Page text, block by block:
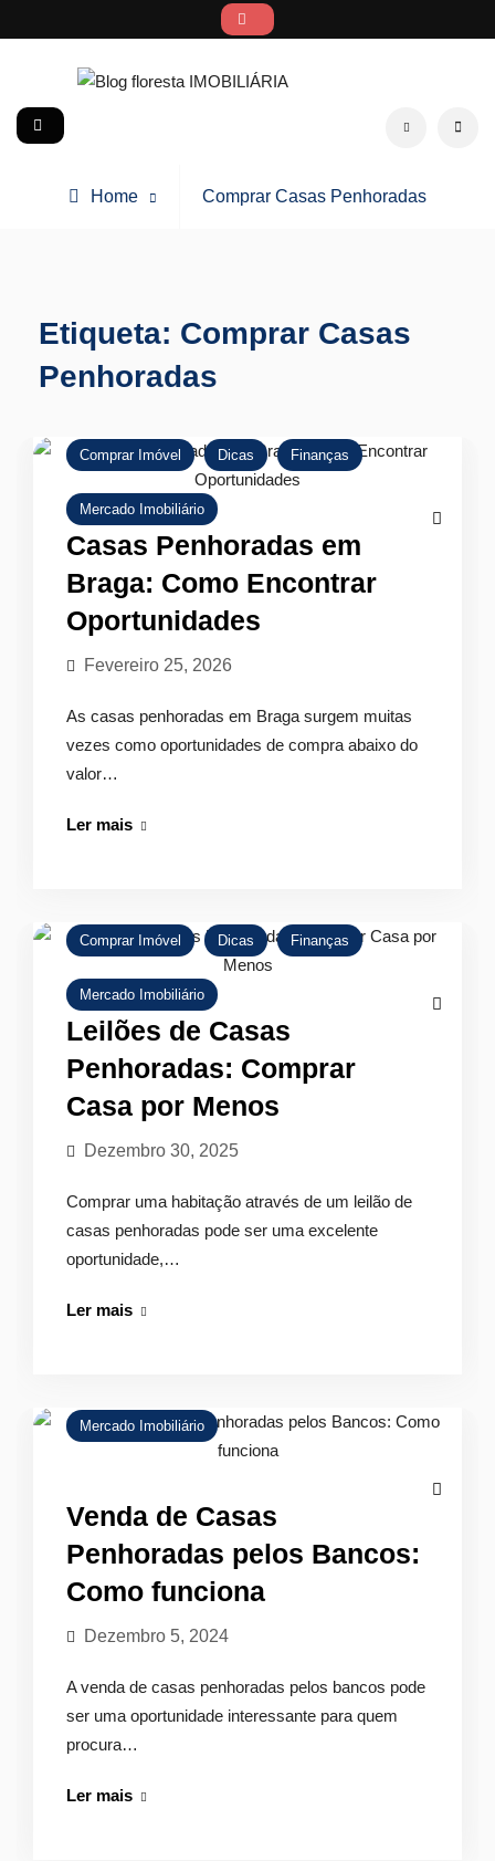
to
Blog floresta IMOBILIÁRIA Search social
Home
Posts
Comprar Casas Penhoradas
Etiqueta: Comprar Casas
Penhoradas
Comprar Imóvel Dicas Finanças
Mercado Imobiliário
Casas Penhoradas em
Braga: Como Encontrar
Oportunidades
Fevereiro 25, 2026
As casas penhoradas em Braga surgem muitas
vezes como oportunidades de compra abaixo do
valor…
Ler maisCasas
Como
Oportunidades
Comprar Imóvel Dicas Finanças
Mercado Imobiliário
Leilões de Casas
Penhoradas: Comprar
Casa por Menos
Dezembro 30, 2025
Comprar uma habitação através de um leilão de
casas penhoradas pode ser uma excelente
oportunidade,…
Ler maisLeilões
Comprar
Menos
Mercado Imobiliário
Venda de Casas
Penhoradas pelos Bancos:
Como funciona
Dezembro 5, 2024
A venda de casas penhoradas pelos bancos pode
ser uma oportunidade interessante para quem
procura…
Ler maisVenda